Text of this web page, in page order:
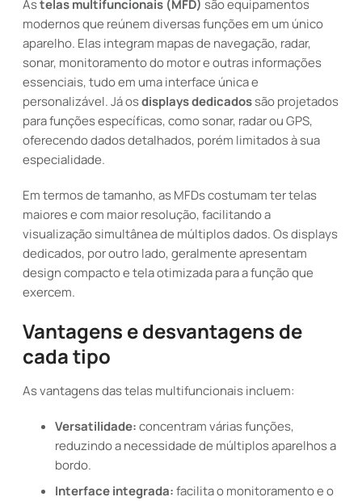
Astelas multifuncionais (MFD) são equipamentos
modernos que reúnem diversas funções em um único
aparelho. Elas integram mapas de navegação, radar,
sonar, monitoramento do motor e outras informações
essenciais, tudo em uma interface única e
personalizável. Já osdisplays dedicadossão projetados
para funções específicas, como sonar, radar ou GPS,
oferecendo dados detalhados, porém limitados à sua
especialidade.
Em termos de tamanho, as MFDs costumam ter telas
maiores e com maior resolução, facilitando a
visualização simultânea de múltiplos dados. Os displays
dedicados, por outro lado, geralmente apresentam
design compacto e tela otimizada para a função que
exercem.
Vantagens e desvantagens de
cada tipo
As vantagens das telas multifuncionais incluem:
Versatilidade:concentram várias funções,
reduzindo a necessidade de múltiplos aparelhos a
bordo.
Interface integrada:facilita o monitoramento e o